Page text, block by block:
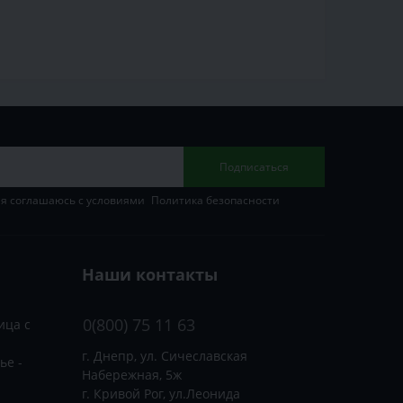
Подписаться
соглашаюсь с условиями Политика безопасности
с
-
Наши контакты
0(800) 75 11 63
г. Днепр, ул. Сичеславская
Набережная, 5ж
г. Кривой Рог, ул.Леонида